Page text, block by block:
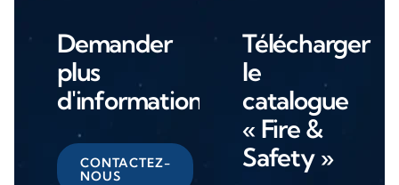
Demander
plus
d'informations
CONTACTEZ-
NOUS
Télécharger
le
catalogue
« Fire &
Safety »